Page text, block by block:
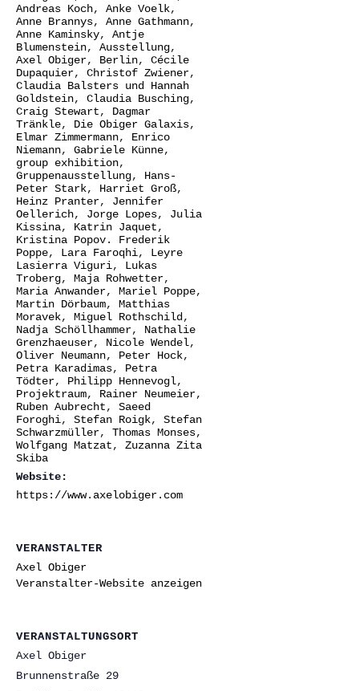
Andreas Koch, Anke Voelk,
Anne Brannys, Anne Gathmann,
Anne Kaminsky, Antje
Blumenstein, Ausstellung,
Axel Obiger, Berlin, Cécile
Dupaquier, Christof Zwiener,
Claudia Balsters und Hannah
Goldstein, Claudia Busching,
Craig Stewart, Dagmar
Tränkle, Die Obiger Galaxis,
Elmar Zimmermann, Enrico
Niemann, Gabriele Künne,
group exhibition,
Gruppenausstellung, Hans-
Peter Stark, Harriet Groß,
Heinz Pranter, Jennifer
Oellerich, Jorge Lopes, Julia
Kissina, Katrin Jaquet,
Kristina Popov. Frederik
Poppe, Lara Faroqhi, Leyre
Lasierra Viguri, Lukas
Troberg, Maja Rohwetter,
Maria Anwander, Mariel Poppe,
Martin Dörbaum, Matthias
Moravek, Miguel Rothschild ,
Nadja Schöllhammer, Nathalie
Grenzhaeuser, Nicole Wendel,
Oliver Neumann, Peter Hock,
Petra Karadimas, Petra
Tödter, Philipp Hennevogl,
Projektraum, Rainer Neumeier,
Ruben Aubrecht, Saeed
Foroghi, Stefan Roigk, Stefan
Schwarzmüller, Thomas Monses,
Wolfgang Matzat, Zuzanna Zita
Skiba
Website:
https://www.axelobiger.com
VERANSTALTUNGSORT
Axel Obiger
Brunnenstraße 29
VERANSTALTER
Axel Obiger
Veranstalter-Website anzeigen